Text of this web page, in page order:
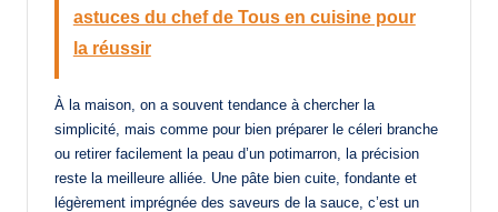
astuces du chef de Tous en cuisine pour
la réussir
À la maison, on a souvent tendance à chercher la
simplicité, mais comme pour bien préparer le céleri branche
ou retirer facilement la peau d’un potimarron, la précision
reste la meilleure alliée. Une pâte bien cuite, fondante et
légèrement imprégnée des saveurs de la sauce, c’est un